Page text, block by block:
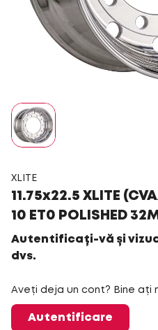
XLITE
11.75x22.5 XLITE
10 ET0 POLISHED
Autentificați-vă și
dvs.
Aveți deja un cont? Bine ați
Autentificare